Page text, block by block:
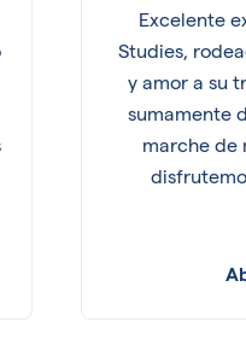
Excelente
Studies,
y amor a su
sumamente
marche de